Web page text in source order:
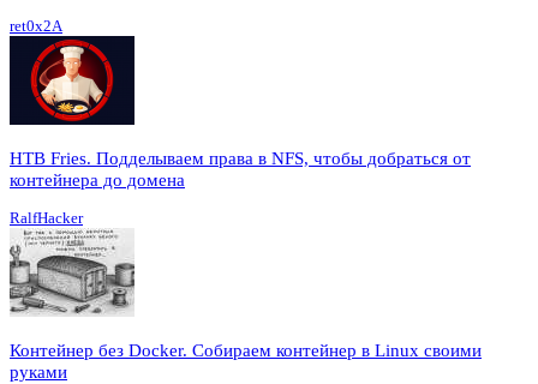
ret0x2A
HTB Fries. Подделываем права в NFS, чтобы добраться от
контейнера до домена
RalfHacker
Контейнер без Docker. Собираем контейнер в Linux своими
руками